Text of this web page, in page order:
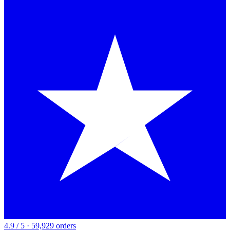
4.9 / 5 · 59,929 orders